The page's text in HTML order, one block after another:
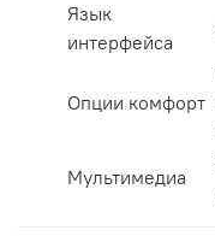
Язык
интерфейса
Опции комфорт
Мультимедиа